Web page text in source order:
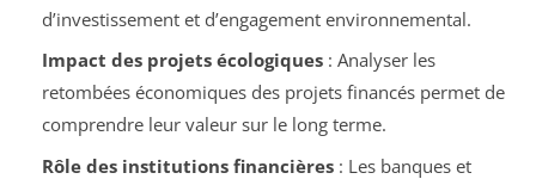
d’investissement et d’engagement environnemental.
Impact des projets écologiques: Analyser les
retombées économiques des projets financés permet de
comprendre leur valeur sur le long terme.
Rôle des institutions financières: Les banques et